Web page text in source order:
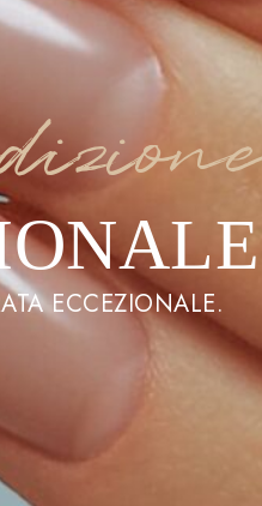
ECCEZIONALE.